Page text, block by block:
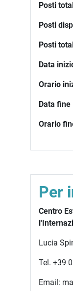
Posti
Posti
Posti
Data
Orario
Data
Orario
Per
Centro
Lucia
Tel. +39
Email: